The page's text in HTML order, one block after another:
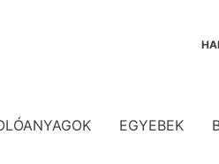
EGYEBEK